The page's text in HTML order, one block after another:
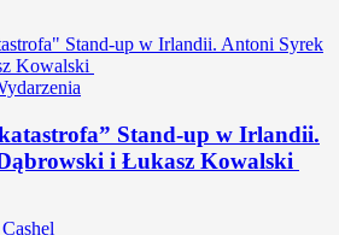
Stand-up w Irlandii.
i Łukasz Kowalski